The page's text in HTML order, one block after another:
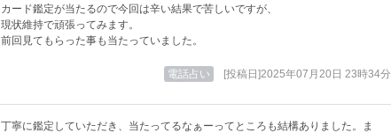
カード鑑定が当たるので今回は辛い結果で苦しいですが、
現状維持で頑張ってみます。
前回見てもらった事も当たっていました。
電話占い [投稿日]2025年07月20日 23時34分
丁寧に鑑定していただき、当たってるなぁーってところも結構ありました。ま